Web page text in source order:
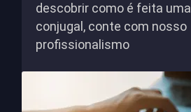
descobrir como é feita
conjugal, conte com nosso
profissionalismo